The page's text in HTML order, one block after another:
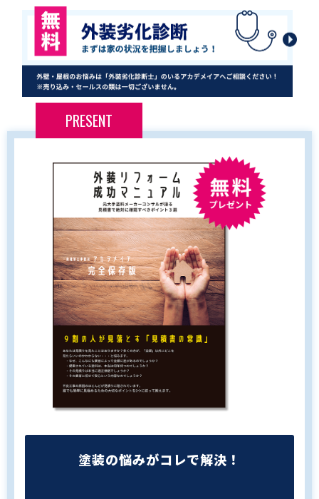
塗装の悩みがコレで解決！